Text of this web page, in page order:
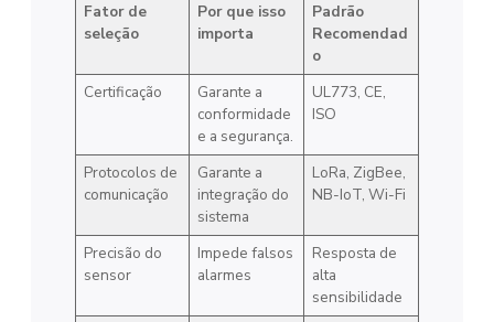
Fator de
seleção
Por que isso
importa
Padrão
Recomendad
o
Certificação
Garante a
conformidade
e a segurança.
UL773, CE,
ISO
Protocolos de
comunicação
Garante a
integração do
sistema
LoRa, ZigBee,
NB-IoT, Wi-Fi
Precisão do
sensor
Impede falsos
alarmes
Resposta de
alta
sensibilidade